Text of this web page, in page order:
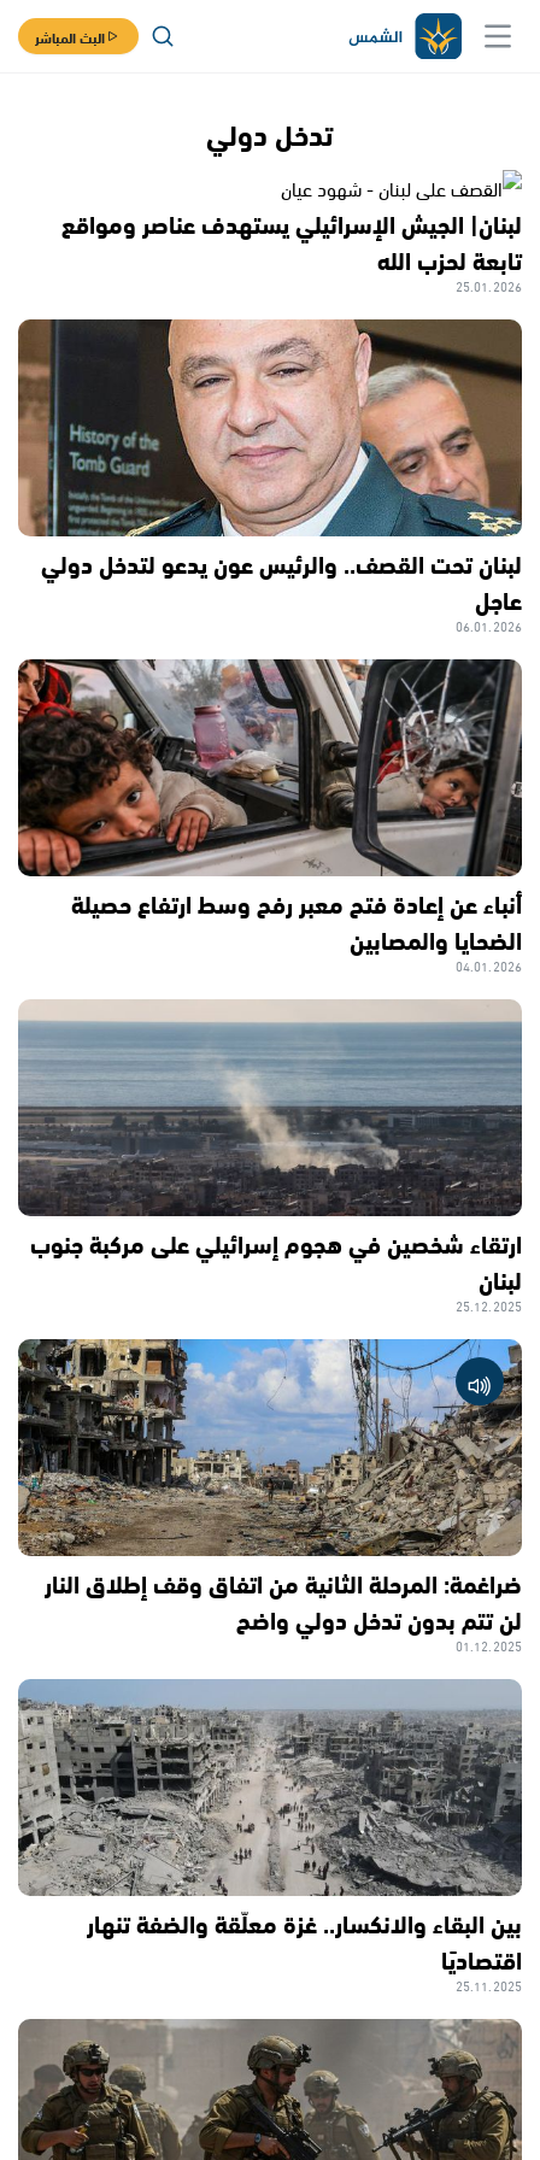
البث المباشر
تدخل دولي
لبنان| الجيش الإسرائيلي يستهدف عناصر ومواقع
تابعة لحزب الله
25.01.2026
لبنان تحت القصف.. والرئيس عون يدعو لتدخل دولي
عاجل
06.01.2026
أنباء عن إعادة فتح معبر رفح وسط ارتفاع حصيلة
الضحايا والمصابين
04.01.2026
ارتقاء شخصين في هجوم إسرائيلي على مركبة جنوب
لبنان
25.12.2025
ضراغمة: المرحلة الثانية من اتفاق وقف إطلاق النار
لن تتم بدون تدخل دولي واضح
01.12.2025
بين البقاء والانكسار.. غزة معلّقة والضفة تنهار
اقتصاديًا
25.11.2025